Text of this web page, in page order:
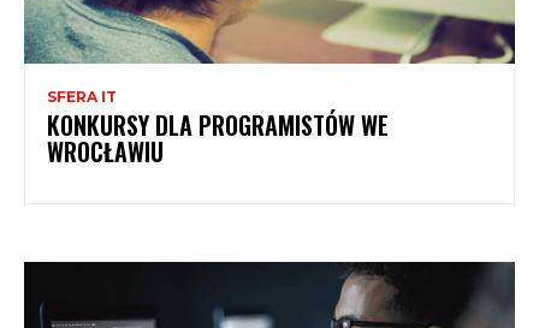
SFERA IT
KONKURSY DLA PROGRAMISTÓW WE
WROCŁAWIU